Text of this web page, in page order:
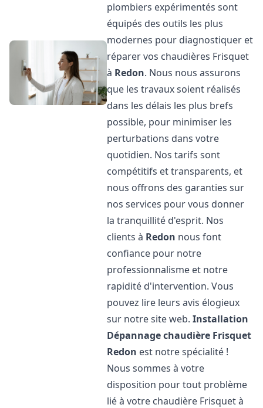
plombiers expérimentés sont
équipés des outils les plus
modernes pour diagnostiquer et
réparer vos chaudières Frisquet
à Redon. Nous nous assurons
que les travaux soient réalisés
dans les délais les plus brefs
possible, pour minimiser les
perturbations dans votre
quotidien. Nos tarifs sont
compétitifs et transparents, et
nous offrons des garanties sur
nos services pour vous donner
la tranquillité d'esprit. Nos
clients à Redon nous font
confiance pour notre
professionnalisme et notre
rapidité d'intervention. Vous
pouvez lire leurs avis élogieux
sur notre site web.Installation
Dépannage chaudière Frisquet
Redon est notre spécialité !
Nous sommes à votre
disposition pour tout problème
lié à votre chaudière Frisquet à